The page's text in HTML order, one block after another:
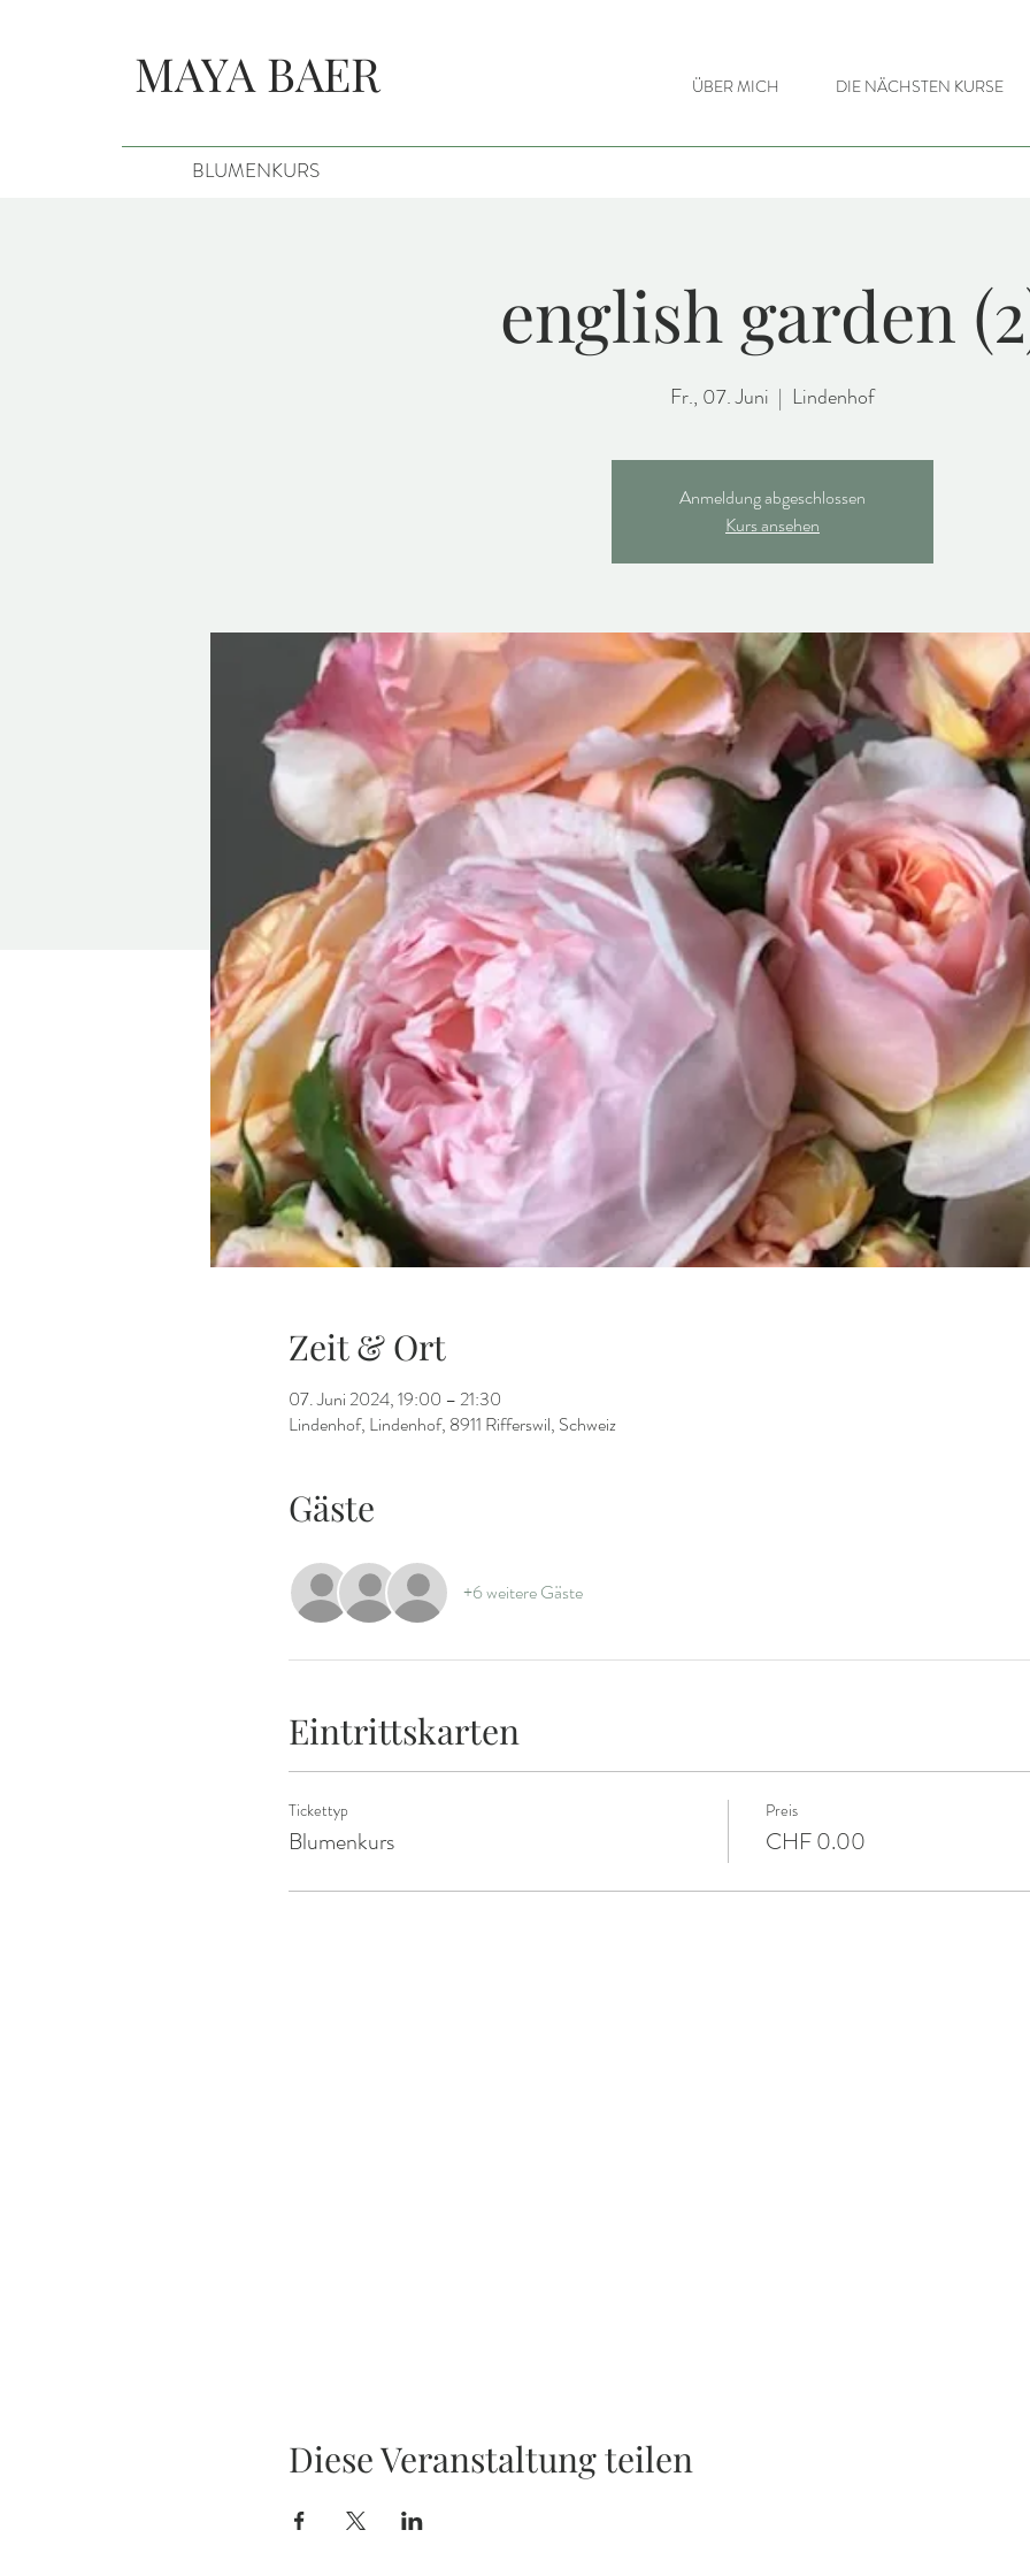
MAYA BAER ÜBER MICH DIE NÄCHSTEN KURSE
BLUMENKURS
english garden
Fr., 07. Juni
  |
Lindenhof
Anmeldung abgeschlossen
Kurs ansehen
Zeit & Ort
07. Juni 2024, 19:00 – 21:30
Lindenhof, Lindenhof, 8911 Rifferswil, Schweiz
Gäste
+6 weitere Gäste
Eintrittskarten
Tickettyp
Blumenkurs
Preis
CHF 0.00
Diese Veranstaltung teilen